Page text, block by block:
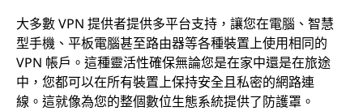
大多數 VPN 提供者提供多平台支持，讓您在電腦、智慧
型手機、平板電腦甚至路由器等各種裝置上使用相同的
VPN 帳戶。這種靈活性確保無論您是在家中還是在旅途
中，您都可以在所有裝置上保持安全且私密的網路連
線。這就像為您的整個數位生態系統提供了防護罩。